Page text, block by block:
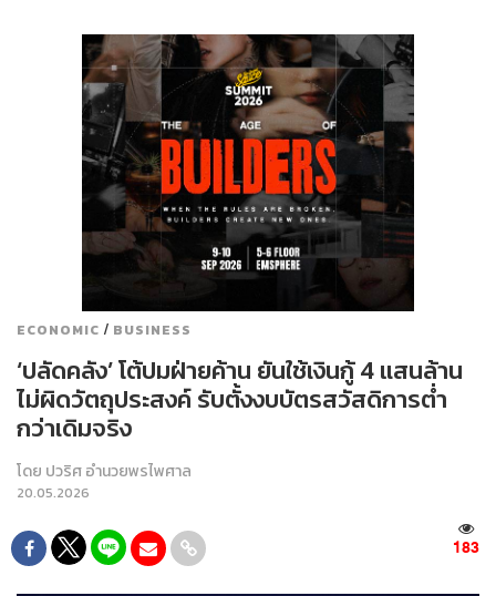
ECONOMIC / BUSINESS
‘ปลัดคลัง’ โต้ปมฝ่ายค้าน ยันใช้เงินกู้ 4 แสนล้าน
ไม่ผิดวัตถุประสงค์ รับตั้งงบบัตรสวัสดิการต่ำ
กว่าเดิมจริง
โดย ปวริศ อำนวยพรไพศาล
20.05.2026
183